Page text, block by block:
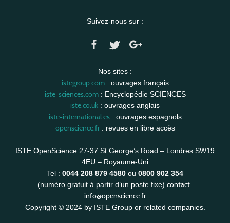
Suivez-nous sur :
Nos sites :
istegroup.com: ouvrages français
iste-sciences.com: Encyclopédie SCIENCES
iste.co.uk : ouvrages anglais
iste-international.es: ouvrages espagnols
openscience.fr: revues en libre accès
ISTE OpenScience 27-37 St George’s Road – Londres SW19
4EU – Royaume-Uni
Tel : 0044 208 879 4580 ou 0800 902 354
(numéro gratuit à partir d’un poste fixe) contact :
info@openscience.fr
Copyright © 2024 by ISTE Group or related companies.